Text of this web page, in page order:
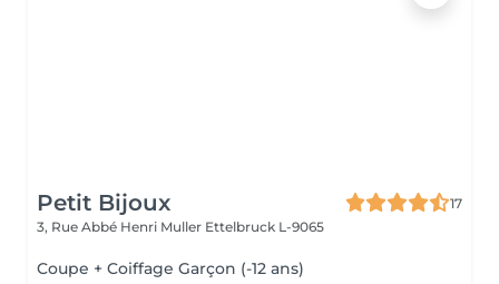
Petit Bijoux
17
3, Rue Abbé Henri Muller Ettelbruck L-9065
Coupe + Coiffage Garçon (-12 ans)